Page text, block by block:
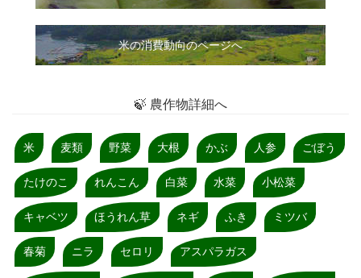
米の消費動向のページへ
🍃 農作物詳細へ
米 麦類 野菜 大根 かぶ 人参 ごぼう
たけのこ れんこん 白菜 水菜 小松菜
キャベツ ほうれん草 ネギ ふき ミツバ
春菊 ニラ セロリ アスパラガス